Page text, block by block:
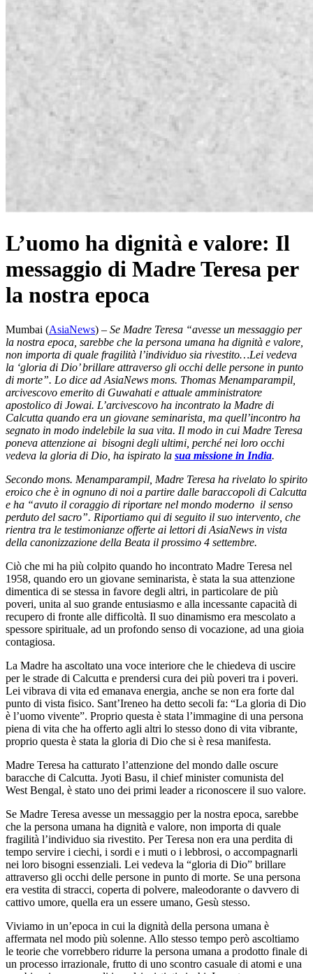
L’uomo ha dignità e valore: Il
messaggio di Madre Teresa per
la nostra epoca
Mumbai (AsiaNews) – Se Madre Teresa “avesse un messaggio per
la nostra epoca, sarebbe che la persona umana ha dignità e valore,
non importa di quale fragilità l’individuo sia rivestito…Lei vedeva
la ‘gloria di Dio’ brillare attraverso gli occhi delle persone in punto
di morte”. Lo dice ad AsiaNews mons. Thomas Menamparampil,
arcivescovo emerito di Guwahati e attuale amministratore
apostolico di Jowai. L’arcivescovo ha incontrato la Madre di
Calcutta quando era un giovane seminarista, ma quell’incontro ha
segnato in modo indelebile la sua vita. Il modo in cui Madre Teresa
poneva attenzione ai bisogni degli ultimi, perché nei loro occhi
vedeva la gloria di Dio, ha ispirato la sua missione in India.
Secondo mons. Menamparampil, Madre Teresa ha rivelato lo spirito
eroico che è in ognuno di noi a partire dalle baraccopoli di Calcutta
e ha “avuto il coraggio di riportare nel mondo moderno il senso
perduto del sacro”. Riportiamo qui di seguito il suo intervento, che
rientra tra le testimonianze offerte ai lettori di AsiaNews in vista
della canonizzazione della Beata il prossimo 4 settembre.
Ciò che mi ha più colpito quando ho incontrato Madre Teresa nel
1958, quando ero un giovane seminarista, è stata la sua attenzione
dimentica di se stessa in favore degli altri, in particolare de più
poveri, unita al suo grande entusiasmo e alla incessante capacità di
recupero di fronte alle difficoltà. Il suo dinamismo era mescolato a
spessore spirituale, ad un profondo senso di vocazione, ad una gioia
contagiosa.
La Madre ha ascoltato una voce interiore che le chiedeva di uscire
per le strade di Calcutta e prendersi cura dei più poveri tra i poveri.
Lei vibrava di vita ed emanava energia, anche se non era forte dal
punto di vista fisico. Sant’Ireneo ha detto secoli fa: “La gloria di Dio
è l’uomo vivente”. Proprio questa è stata l’immagine di una persona
piena di vita che ha offerto agli altri lo stesso dono di vita vibrante,
proprio questa è stata la gloria di Dio che si è resa manifesta.
Madre Teresa ha catturato l’attenzione del mondo dalle oscure
baracche di Calcutta. Jyoti Basu, il chief minister comunista del
West Bengal, è stato uno dei primi leader a riconoscere il suo valore.
Se Madre Teresa avesse un messaggio per la nostra epoca, sarebbe
che la persona umana ha dignità e valore, non importa di quale
fragilità l’individuo sia rivestito. Per Teresa non era una perdita di
tempo servire i ciechi, i sordi e i muti o i lebbrosi, o accompagnarli
nei loro bisogni essenziali. Lei vedeva la “gloria di Dio” brillare
attraverso gli occhi delle persone in punto di morte. Se una persona
era vestita di stracci, coperta di polvere, maleodorante o davvero di
cattivo umore, quella era un essere umano, Gesù stesso.
Viviamo in un’epoca in cui la dignità della persona umana è
affermata nel modo più solenne. Allo stesso tempo però ascoltiamo
le teorie che vorrebbero ridurre la persona umana a prodotto finale di
un processo irrazionale, frutto di uno scontro casuale di atomi e una